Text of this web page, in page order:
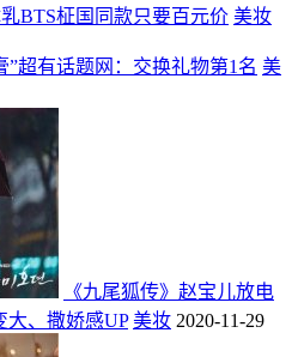
BTS柾国同款只要百元价 美妆
”超有话题网：交换礼物第1名 美
《九尾狐传》赵宝儿放电
大、撒娇感UP 美妆 2020-11-29